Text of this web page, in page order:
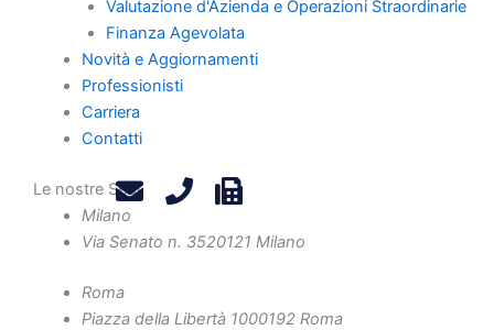
Valutazione d'Azienda e Operazioni Straordinarie
Finanza Agevolata
Novità e Aggiornamenti
Professionisti
Carriera
Contatti
Le nostre Sedi
Milano
Via Senato n. 3520121 Milano
Roma
Piazza della Libertà 1000192 Roma
fallimento e la
proponibilità
dell’eccezione di
inadempimento:
nota a Cass., Sez. I,
13 ottobre 2025, n.
27361